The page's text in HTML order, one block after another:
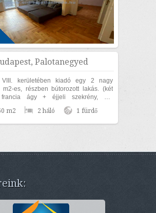
Palotanegyed
VIII. kerületében kiadó egy 2 nagy
es, részben bútorozott lakás. (két
francia ágy + éjjeli szekrény, ülő
garnitúra). Az ingatlan...
m2 2 háló 1 fürdő